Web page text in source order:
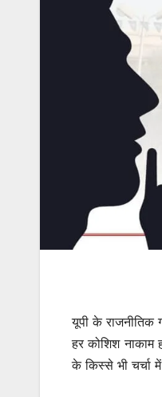
यूपी के
हर कोशिश नाकाम
के किस्से भी